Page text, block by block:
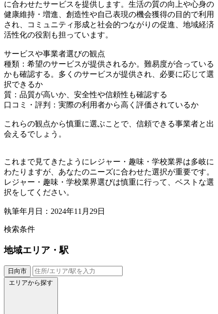
に合わせたサービスを提供します。生活の質の向上や心身の
健康維持・増進、創造性や自己表現の機会獲得の目的で利用
され、コミュニティ形成と社会的つながりの促進、地域経済
活性化の役割も担っています。
サービスや事業者選びの観点
種類：希望のサービスが提供されるか。難易度が合っている
かも確認する。多くのサービスが提供され、必要に応じて選
択できるか
質：品質が高いか、安全性や信頼性も確認する
口コミ・評判：実際の利用者から高く評価されているか
これらの観点から慎重に選ぶことで、信頼できる事業者と出
会えるでしょう。
これまで見てきたようにレジャー・趣味・学校業界は多岐に
わたりますが、あなたのニーズに合わせた選択が重要です。
レジャー・趣味・学校業界選びは慎重に行って、ベストな選
択をしてください。
執筆年月日：2024年11月29日
検索条件
地域エリア・駅
日向市
エリアから探す